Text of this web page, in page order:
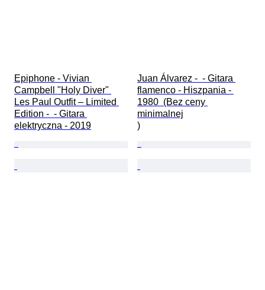
Epiphone - Vivian
Campbell "Holy Diver"
Les Paul Outfit – Limited
Edition -  - Gitara
elektryczna - 2019
Juan Álvarez -  - Gitara
flamenco - Hiszpania -
1980  (Bez ceny
minimalnej
)